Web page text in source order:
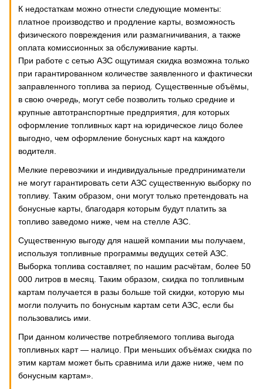
К недостаткам можно отнести следующие моменты:
платное производство и продление карты, возможность
физического повреждения или размагничивания, а также
оплата комиссионных за обслуживание карты.
При работе с сетью АЗС ощутимая скидка возможна только
при гарантированном количестве заявленного и фактически
заправленного топлива за период. Существенные объёмы,
в свою очередь, могут себе позволить только средние и
крупные автотранспортные предприятия, для которых
оформление топливных карт на юридическое лицо более
выгодно, чем оформление бонусных карт на каждого
водителя.
Мелкие перевозчики и индивидуальные предприниматели
не могут гарантировать сети АЗС существенную выборку по
топливу. Таким образом, они могут только претендовать на
бонусные карты, благодаря которым будут платить за
топливо заведомо ниже, чем на стелле АЗС.
Существенную выгоду для нашей компании мы получаем,
используя топливные программы ведущих сетей АЗС.
Выборка топлива составляет, по нашим расчётам, более 50
000 литров в месяц. Таким образом, скидка по топливным
картам получается в разы больше той скидки, которую мы
могли получить по бонусным картам сети АЗС, если бы
пользовались ими.
При данном количестве потребляемого топлива выгода
топливных карт — налицо. При меньших объёмах скидка по
этим картам может быть сравнима или даже ниже, чем по
бонусным картам».